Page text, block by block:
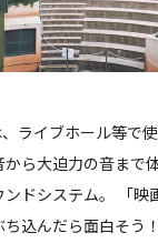
、ライブホール等で
ら大迫力の音まで
ドシステム。 「映
込んだら面白そう